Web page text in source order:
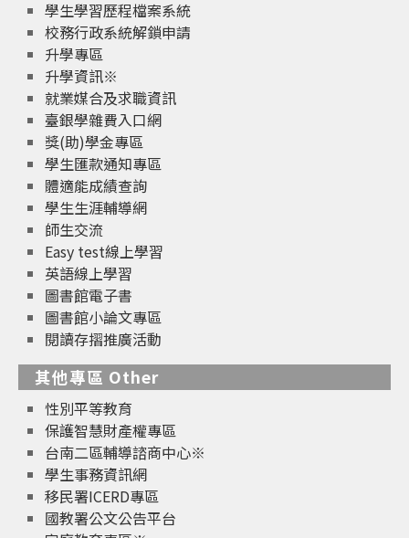
學生學習歷程檔案系統
校務行政系統解鎖申請
升學專區
升學資訊※
就業媒合及求職資訊
臺銀學雜費入口網
獎(助)學金專區
學生匯款通知專區
體適能成績查詢
學生生涯輔導網
師生交流
Easy test線上學習
英語線上學習
圖書館電子書
圖書館小論文專區
閱讀存摺推廣活動
其他專區 Other
性別平等教育
保護智慧財產權專區
台南二區輔導諮商中心※
學生事務資訊網
移民署ICERD專區
國教署公文公告平台